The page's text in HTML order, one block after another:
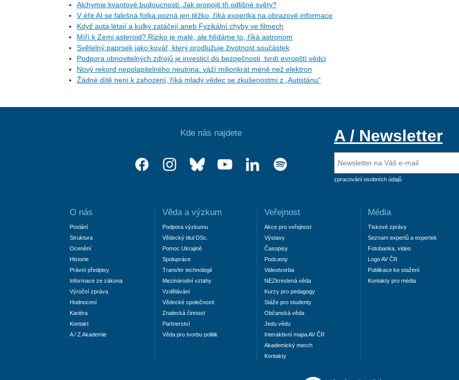
Alchymie kvantové budoucnosti. Jak propojit tři odlišné světy?
V éře AI se falešná fotka pozná jen těžko, říká expertka na obrazové informace
Když auta létají a kulky zatáčejí aneb Fyzikální chyby ve filmech
Míří k Zemi asteroid? Riziko je malé, ale hlídáme to, říká astronom
Světelný paprsek jako kovář, který prodlužuje životnost součástek
Podpora obnovitelných zdrojů je investicí do bezpečnosti, tvrdí evropští vědci
Nový rekord nepolapitelného neutrina: váží milionkrát méně než elektron
Žádné dítě není k zahození, říká mladý vědec se zkušenostmi z „Autistánu“
Kde nás najdete A / Newsletter
zpracování osobních údajů
O nás
Poslání
Struktura
Ocenění
Historie
Právní předpisy
Informace ze zákona
Výroční zpráva
Hodnocení
Kariéra
Kontakt
A / Z Akademie
Věda a výzkum
Podpora výzkumu
Vědecký titul DSc.
Pomoc Ukrajině
Spolupráce
Transfer technologií
Mezinárodní vztahy
Vzdělávání
Vědecké společnosti
Znalecká činnost
Partnerství
Věda pro tvorbu politik
Veřejnost
Akce pro veřejnost
Výstavy
Časopisy
Podcasty
Videotvorba
NEZkreslená věda
Kurzy pro pedagogy
Stáže pro studenty
Občanská věda
Jedu vědu
Interaktivní mapa AV ČR
Akademický merch
Kontakty
Média
Tiskové zprávy
Seznam expertů a expertek
Fotobanka, video
Logo AV ČR
Publikace ke stažení
Kontakty pro média